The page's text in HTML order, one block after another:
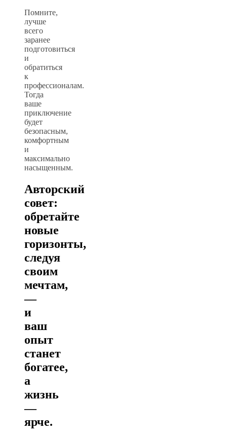
Помните,
лучше
всего
заранее
подготовиться
и
обратиться
к
профессионалам.
Тогда
ваше
приключение
будет
безопасным,
комфортным
и
максимально
насыщенным.
Авторский
совет:
обретайте
новые
горизонты,
следуя
своим
мечтам,
—
и
ваш
опыт
станет
богатее,
а
жизнь
—
ярче.